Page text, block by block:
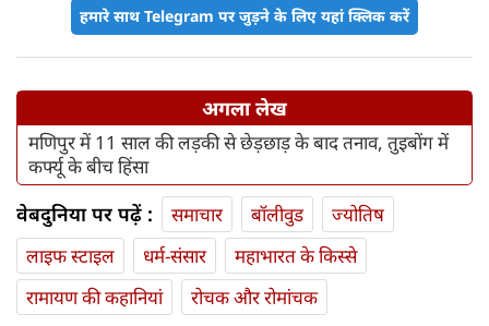
हमारे साथ Telegram पर जुड़ने के लिए यहां क्लिक करें
अगला लेख
मणिपुर में 11 साल की लड़की से छेड़छाड़ के बाद तनाव, तुइबोंग में
कर्फ्यू के बीच हिंसा
वेबदुनिया पर पढ़ें : समाचार बॉलीवुड
ज्योतिष
लाइफ स्‍टाइल
धर्म-संसार
महाभारत के किस्से
रामायण की कहानियां
रोचक और रोमांचक